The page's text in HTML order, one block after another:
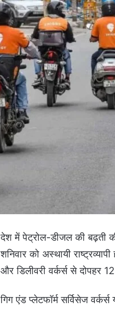
देश में पेट्रोल-डीजल की बढ़ती
शनिवार को अस्थायी
और डिलीवरी वर्कर्स से
गिग एंड प्लेटफॉर्म सर्विसेज